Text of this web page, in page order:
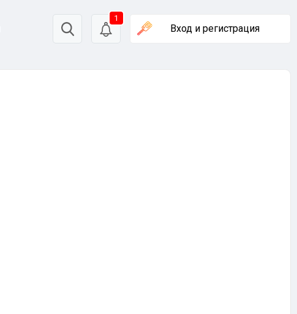
1
Вход и регистрация